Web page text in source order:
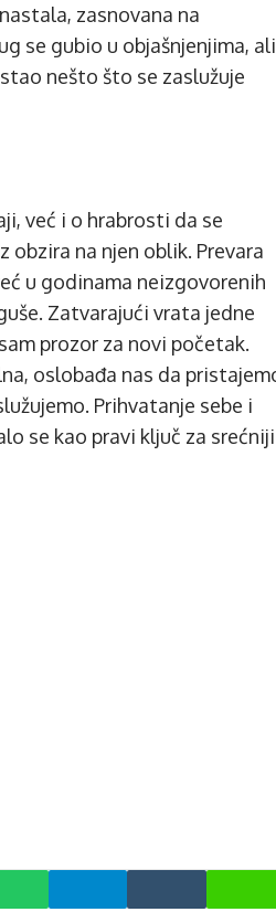
zasnovana na
se gubio u objašnjenjima, ali
nešto što se zaslužuje
već i o hrabrosti da se
obzira na njen oblik. Prevara
u godinama neizgovorenih
Zatvarajući vrata jedne
prozor za novi početak.
oslobađa nas da
Prihvatanje sebe i
se kao pravi ključ za srećniji